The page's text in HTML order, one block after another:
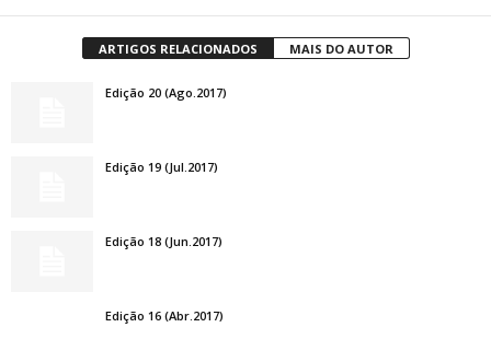
ARTIGOS RELACIONADOS MAIS DO AUTOR
Edição 20 (Ago.2017)
Edição 19 (Jul.2017)
Edição 18 (Jun.2017)
Edição 16 (Abr.2017)